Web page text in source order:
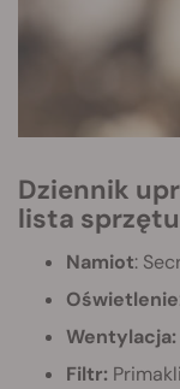
Dziennik uprawy odmiany Epsilon F1:
lista sprzętu
Namiot:
Oświetlenie
Wentylacja:
Filtr: